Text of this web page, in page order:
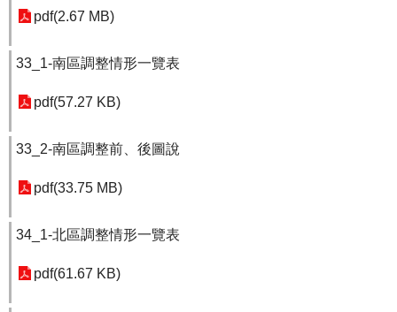
pdf(2.67 MB)
33_1-南區調整情形一覽表
pdf(57.27 KB)
33_2-南區調整前、後圖說
pdf(33.75 MB)
34_1-北區調整情形一覽表
pdf(61.67 KB)